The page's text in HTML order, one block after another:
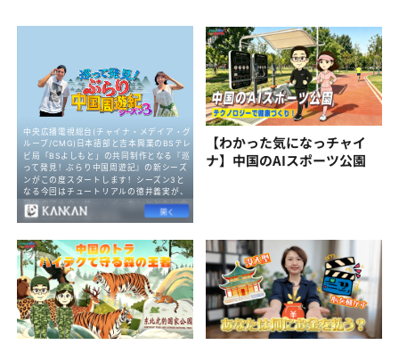
【わかった気になっチャイ
ナ】中国のAIスポーツ公園